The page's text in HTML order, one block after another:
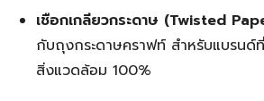
เชือกเกลียวกระดาษ (Twisted
กับถุงกระดาษคราฟท์ สำหรับแบรนด์
สิ่งแวดล้อม 100%